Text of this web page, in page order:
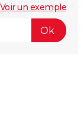
Voir un exemple